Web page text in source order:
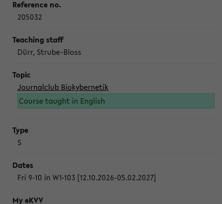
205032
Dürr, Strube-Bloss
Journalclub Biokybernetik
Course taught in English
S
Fri 9-10 in W1-103 [12.10.2026-05.02.2027]